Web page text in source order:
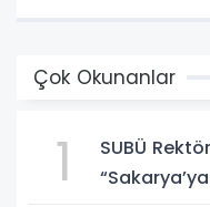
Çok Okunanlar
1
SUBÜ